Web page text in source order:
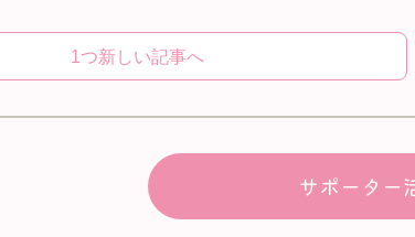
1つ新しい記事へ
サポーター